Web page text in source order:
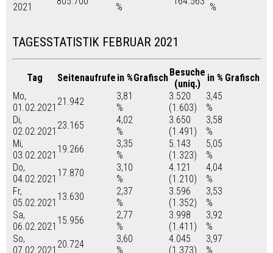
2021
%
%
TAGESSTATISTIK FEBRUAR 2021
Tag Seitenaufrufe in %GrafischBesuche
(uniq.)
in % Grafisch
Mo,
01.02.2021
21.942
3,81
%
3.520
(1.603)
3,45
%
Di,
02.02.2021
23.165
4,02
%
3.650
(1.491)
3,58
%
Mi,
03.02.2021
19.266
3,35
%
5.143
(1.323)
5,05
%
Do,
04.02.2021
17.870
3,10
%
4.121
(1.210)
4,04
%
Fr,
05.02.2021
13.630
2,37
%
3.596
(1.352)
3,53
%
Sa,
06.02.2021
15.956
2,77
%
3.998
(1.411)
3,92
%
So,
07.02.2021
20.724
3,60
%
4.045
(1.373)
3,97
%